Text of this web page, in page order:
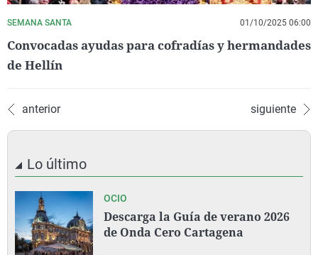
SEMANA SANTA 01/10/2025 06:00
Convocadas ayudas para cofradías y hermandades
de Hellín
anterior siguiente
Lo último
OCIO
Descarga la Guía de verano 2026
de Onda Cero Cartagena